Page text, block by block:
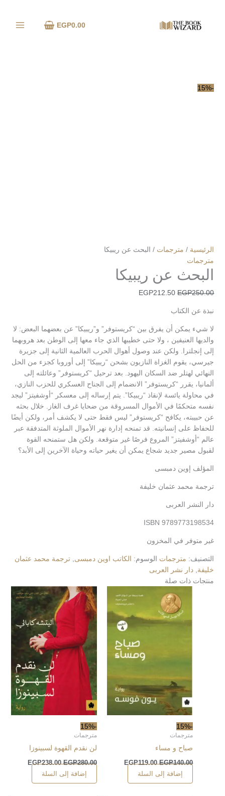
EGP0.00
-15%
الرئيسية / مترجمات / البحث عن ريبيكا
مترجمات
البحث عن ريبيكا
EGP250.00
EGP212.50
نبذة عن الكتاب
لا شيء يمكن أن يفرق بين “كريستوفر” و”ريبيكا” عن بعضهما البعض: لا
والديها العنيفين ، ولا حتى خطيبها الذي جاء معها إلى الوطن بعد هروبهما
إلى إنجلترا. ولكن عند وصول أهوال الحرب العالمية الثانية إلى جزيرة
جيرسي، يقوم الغزاة النازيون بشحن “ريبيكا” إلى أوروبا كجزء من الحل
النهائي لهتلر ضد السكان اليهود. بعد ترحيل “كريستوفر” وعائلته إلى
ألمانيا، يقرر “كريستوفر” الانضمام إلى الجناح العسكري للحزب النازي،
في محاولة يائسة لإنقاذ “ريبيكا”. يتم إرساله إلى معسكر “أوشفيتز” ليجد
نفسه متحكمًا في الأموال المسروقة من ضحايا غرف الغاز. خلال بحثه
عن حبيبته، يكافح “كريستوفر” ليس فقط حتى لا يكشف أمر، ولكن أيضًا
للحفاظ على إنسانيته. قد تمنحه إدارة نهر الأموال الملوثة المتدفقة عبر
عالم “أوشفيتز” المروع فرصًا غير متوقعة. ولكن هل ستمنحه القوة
لقبول مصير جديد شجاع يمكن أن يغير حياته وحياة الآخرين إلى الأبد؟
المؤلف إوين دمبسى
ترجمة محمد عثمان خليفة
دار النشر العربى
ISBN 9789773198534
غير متوفر في المخزون
التصنيف: مترجمات الوسوم: الكاتب اوين دمبسى ترجمة محمد عثمان
خليفة دار نشر العربى
منتجات ذات صلة
-15%
مترجمات
صباح و مساء
EGP140.00
EGP119.00
إضافة إلى السلة
-15%
مترجمات
لن نقدم القهوة لسبينوزا
EGP280.00
EGP238.00
إضافة إلى السلة